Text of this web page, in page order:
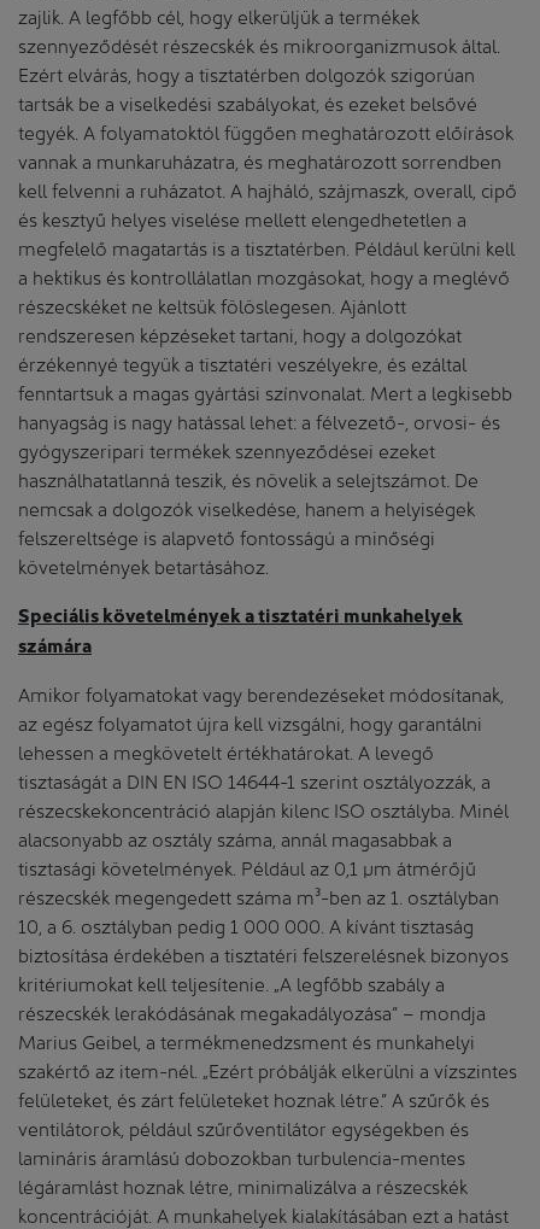
zajlik. A legfőbb cél, hogy elkerüljük a termékek
szennyeződését részecskék és mikroorganizmusok által.
Ezért elvárás, hogy a tisztatérben dolgozók szigorúan
tartsák be a viselkedési szabályokat, és ezeket belsővé
tegyék. A folyamatoktól függően meghatározott előírások
vannak a munkaruházatra, és meghatározott sorrendben
kell felvenni a ruházatot. A hajháló, szájmaszk, overall, cipő
és kesztyű helyes viselése mellett elengedhetetlen a
megfelelő magatartás is a tisztatérben. Például kerülni kell
a hektikus és kontrollálatlan mozgásokat, hogy a meglévő
részecskéket ne keltsük fölöslegesen. Ajánlott
rendszeresen képzéseket tartani, hogy a dolgozókat
érzékennyé tegyük a tisztatéri veszélyekre, és ezáltal
fenntartsuk a magas gyártási színvonalat. Mert a legkisebb
hanyagság is nagy hatással lehet: a félvezető-, orvosi- és
gyógyszeripari termékek szennyeződései ezeket
használhatatlanná teszik, és növelik a selejtszámot. De
nemcsak a dolgozók viselkedése, hanem a helyiségek
felszereltsége is alapvető fontosságú a minőségi
követelmények betartásához.
Speciális követelmények a tisztatéri munkahelyek
számára
Amikor folyamatokat vagy berendezéseket módosítanak,
az egész folyamatot újra kell vizsgálni, hogy garantálni
lehessen a megkövetelt értékhatárokat. A levegő
tisztaságát a DIN EN ISO 14644-1 szerint osztályozzák, a
részecskekoncentráció alapján kilenc ISO osztályba. Minél
alacsonyabb az osztály száma, annál magasabbak a
tisztasági követelmények. Például az 0,1 µm átmérőjű
részecskék megengedett száma m³-ben az 1. osztályban
10, a 6. osztályban pedig 1 000 000. A kívánt tisztaság
biztosítása érdekében a tisztatéri felszerelésnek bizonyos
kritériumokat kell teljesítenie. „A legfőbb szabály a
részecskék lerakódásának megakadályozása” – mondja
Marius Geibel, a termékmenedzsment és munkahelyi
szakértő az item-nél. „Ezért próbálják elkerülni a vízszintes
felületeket, és zárt felületeket hoznak létre.” A szűrők és
ventilátorok, például szűrőventilátor egységekben és
lamináris áramlású dobozokban turbulencia-mentes
légáramlást hoznak létre, minimalizálva a részecskék
koncentrációját. A munkahelyek kialakításában ezt a hatást